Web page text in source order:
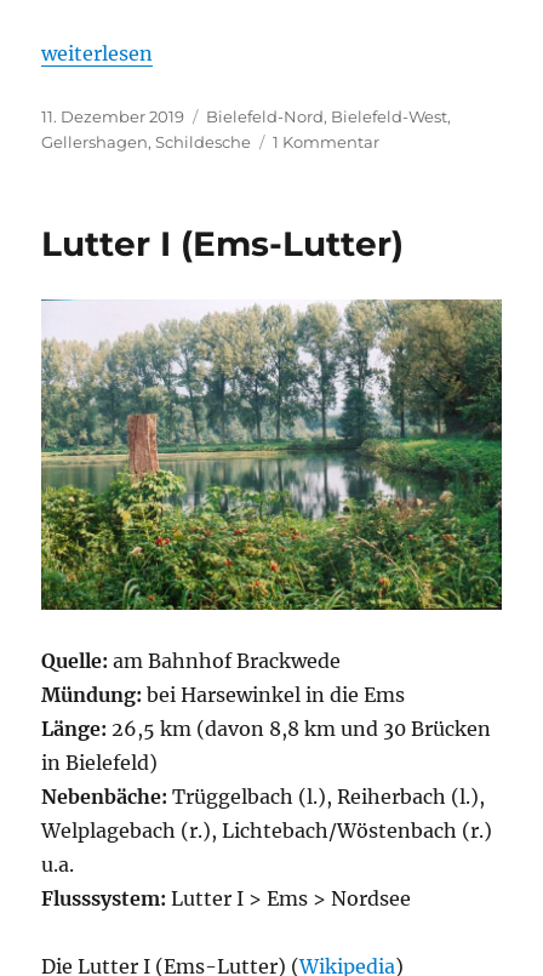
„Schlosshofbach“
weiterlesen
Veröffentlicht
am
11. Dezember 2019 Kategorien
Bielefeld-Nord, Bielefeld-West,
Gellershagen,Schildesche 1 Kommentarzu
Lutter I (Ems-Lutter)
Quelle: am Bahnhof Brackwede
Mündung: bei Harsewinkel in die Ems
Länge: 26,5 km (davon 8,8 km und 30 Brücken
in Bielefeld)
Nebenbäche: Trüggelbach (l.), Reiherbach (l.),
Welplagebach (r.), Lichtebach/Wöstenbach (r.)
u.a.
Flusssystem: Lutter I > Ems > Nordsee
Die Lutter I (Ems-Lutter) (Wikipedia)